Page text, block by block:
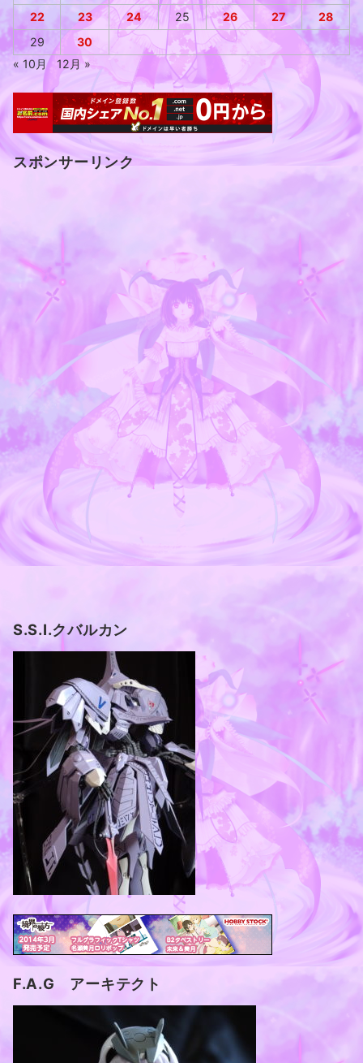
22
23 24 25 26 27
28
29
30
« 10月
12月 »
スポンサーリンク
S.S.I.クバルカン
F.A.G アーキテクト